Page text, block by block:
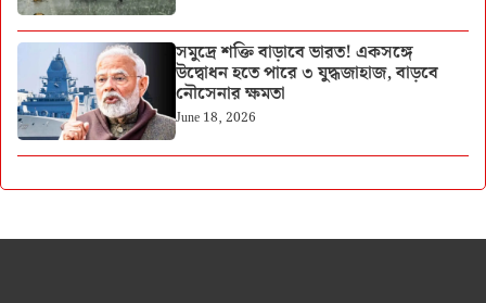
সমুদ্রে শক্তি বাড়াবে ভারত! একসঙ্গে
উদ্বোধন হতে পারে ৩ যুদ্ধজাহাজ, বাড়বে
নৌসেনার ক্ষমতা
June 18, 2026